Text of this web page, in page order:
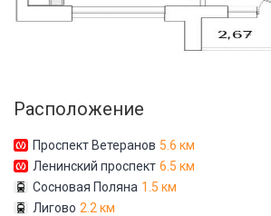
Расположение
Проспект Ветеранов 5.6 км
Ленинский проспект 6.5 км
Сосновая Поляна 1.5 км
Лигово 2.2 км